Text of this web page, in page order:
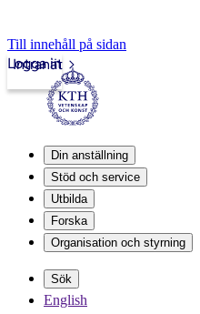
Till innehåll på sidan
Intranät
Logga in
Din anställning
Stöd och service
Utbilda
Forska
Organisation och styrning
Sök
English